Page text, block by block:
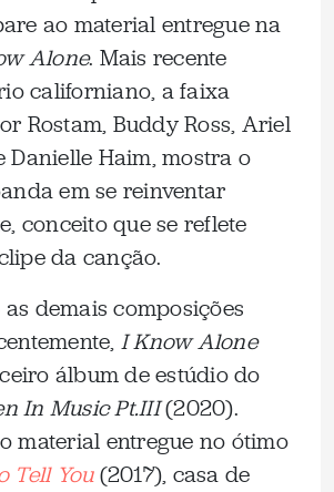
ao material entregue na
Alone. Mais recente
californiano, a faixa
Rostam, Buddy Ross, Ariel
Danielle Haim, mostra o
em se reinventar
conceito que se reflete
da canção.
demais composições
I Know Alone
álbum de estúdio do
In Music Pt.III(2020).
material entregue no ótimo
Tell You(2017), casa de